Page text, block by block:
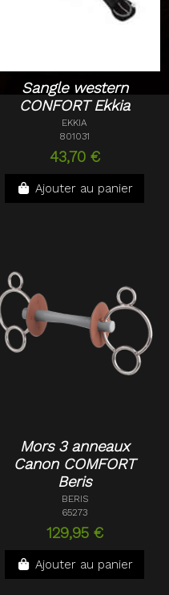
Sangle western
CONFORT Ekkia
EKKIA
801031
43,70 €
Ajouter au panier
Mors 3 anneaux
Canon COMFORT
Beris
BERIS
65273
129,95 €
Ajouter au panier